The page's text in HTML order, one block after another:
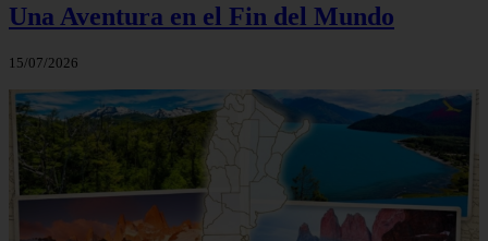
Una Aventura en el Fin del Mundo
15/07/2026